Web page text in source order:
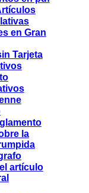
en Gran
Tarjeta
la
artículo